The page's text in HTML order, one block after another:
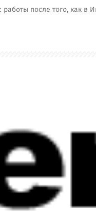
после того, как